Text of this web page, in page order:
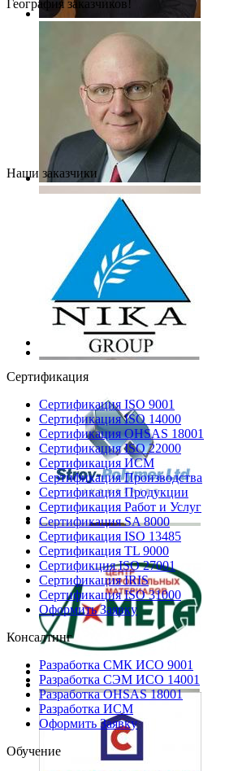
География заказчиков!
Наши заказчики
Сертификация
Сертификация ISO 9001
Сертификация ISO 14000
Сертификация OHSAS 18001
Сертификация ISO 22000
Сертификация ИСМ
Сертификация Производства
Сертификация Продукции
Сертификация Работ и Услуг
Сертификация SA 8000
Сертификация ISO 13485
Сертификация TL 9000
Сертификция ISO 27001
Сертификация IRIS
Сертификация ISO 31000
Оформить Заявку
Консалтинг
Разработка СМК ИСО 9001
Разработка СЭМ ИСО 14001
Разработка OHSAS 18001
Разработка ИСМ
Оформить Заявку
Обучение